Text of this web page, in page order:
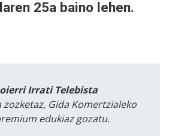
25a baino lehen.
Irrati Telebista
zozketaz, Gida Komertzialeko
edukiaz gozatu.